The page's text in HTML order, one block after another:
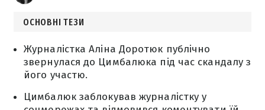
ОСНОВНІ ТЕЗИ
Журналістка Аліна Доротюк публічно
звернулася до Цимбалюка під час скандалу з
його участю.
Цимбалюк заблокував журналістку у